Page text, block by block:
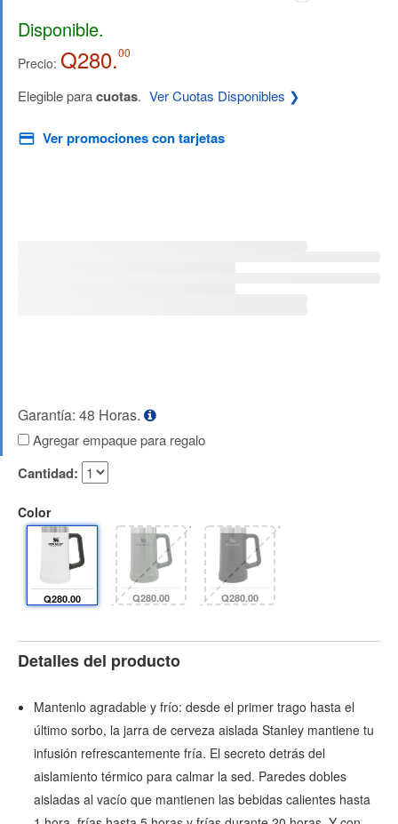
Disponible.
Precio: Q280.00
Elegible paracuotas. Ver Cuotas Disponibles ❯
Ver promociones con tarjetas
Garantía: 48 Horas.
Agregar empaque para regalo
Cantidad:
Color
Q280.00 Q280.00 Q280.00
Detalles del producto
Mantenlo agradable y frío: desde el primer trago hasta el
último sorbo, la jarra de cerveza aislada Stanley mantiene tu
infusión refrescantemente fría. El secreto detrás del
aislamiento térmico para calmar la sed. Paredes dobles
aisladas al vacío que mantienen las bebidas calientes hasta